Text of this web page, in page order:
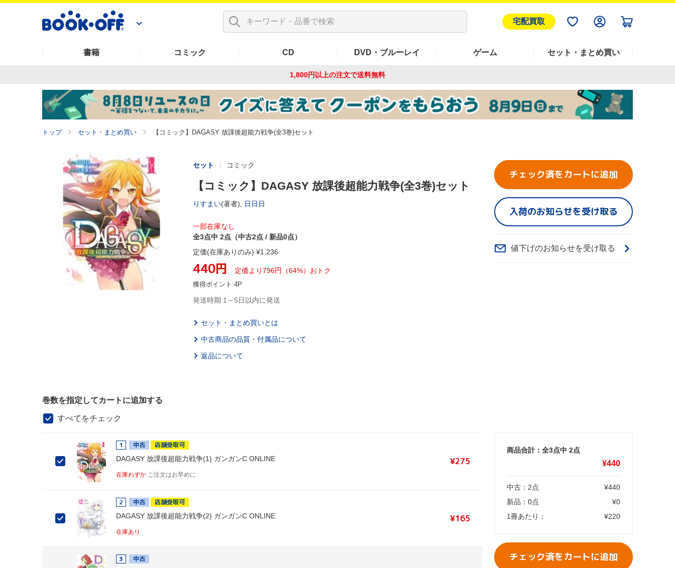
宅配買取
書籍 コミック CD DVD・ブルーレイ ゲーム セット・まとめ買い
1,800円以上の注文で送料無料
トップ セット・まとめ買い 【コミック】DAGASY 放課後超能力戦争(全3巻)セット
セット コミック
【コミック】DAGASY 放課後超能力戦争(全3巻)セット
りすまい(著者), 日日日
一部在庫なし
全3点中 2点（中古2点 / 新品0点）
定価(在庫ありのみ) ¥1,236
440円 定価より796円 （64%） おトク
獲得ポイント 4P
発送時期 1～5日以内に発送
セット・まとめ買いとは
中古商品の品質・付属品について
返品について
チェック済をカートに追加
入荷のお知らせを受け取る
値下げのお知らせを受け取る
巻数を指定してカートに追加する
すべてをチェック
1 中古 店舗受取可
DAGASY 放課後超能力戦争(1) ガンガンC ONLINE
在庫わずか ご注文はお早めに
¥275
2 中古 店舗受取可
DAGASY 放課後超能力戦争(2) ガンガンC ONLINE
在庫あり
¥165
3 中古
商品合計：全3点中 2点
¥440
中古： 2点 ¥440
新品： 0点 ¥0
1冊あたり：
¥220
チェック済をカートに追加